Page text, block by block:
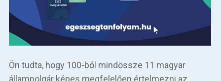
Ön tudta, hogy 100-ból mindössze 11 magyar
állampolgár képes megfelelően értelmezni az